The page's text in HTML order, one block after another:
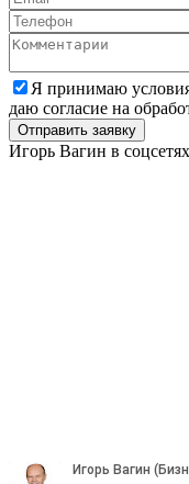
Я принимаю
даю согласие на
Игорь Вагин в соцсетях